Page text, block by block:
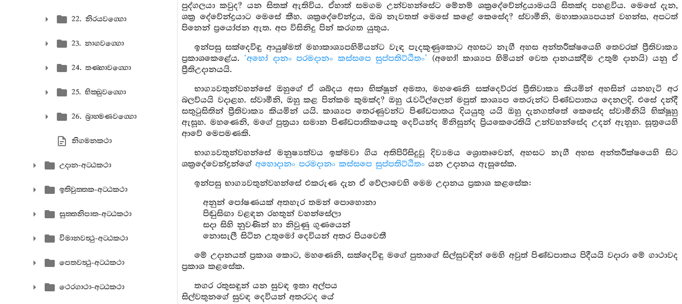
22. නිරයවග‍්ගො
23. නාගවග‍්ගො
24. තණ‍්හාවග‍්ගො
25. භික‍්ඛුවග‍්ගො
26. බ්‍රාහ‍්මණවග‍්ගො
නිගමනකථා
උදාන-අට‍්ඨකථා
ඉතිවුත‍්තක-අට‍්ඨකථා
සුත‍්තනිපාත-අට‍්ඨකථා
විමානවත්‍ථු-අට‍්ඨකථා
පෙතවත්‍ථු-අට‍්ඨකථා
ථෙරගාථා-අට‍්ඨකථා
පුද්ගලයා කවුද? යන සිතක් ඇතිවිය. ඒහාත් සමගම උන්වහන්සේට මේනම් ශක්‍රදේවේන්ද්‍රයාමයයි සිතක්ද පහළවිය. මෙසේ දැන,
ශක්‍ර දේවේන්ද්‍රයාට මෙසේ කීහ. ශක්‍රදේවේන්ද්‍රය, ඔබ නැවතත් මෙසේ කළේ කෙසේද? ස්වාමීනි, මහාකාශ්‍යපයන් වහන්ස, අපටත්
පිනෙන් ප්‍රයෝජන ඇත. අප විසිනිදු පින් කරගත යුතුය.
ඉන්පසු සක්දෙවිඳු ආයුෂ්මත් මහාකාශ්‍යපහිමියන්ට වැඳ පැදකුණුකොට අහසට නැගී අහස අන්තරීක්ෂයෙහි තෙවරක් ප්‍රීතිවාක්‍ය
ප්‍රකාශකෙළේය. ‘අහෝ දානං පරමදානං කස්සපෙ සුප්පතිට්ඨිතං’ (අහෝ! කාශ්‍යප හිමියන් වෙත දානයක්දීම උතුම් දානයි) යනු ඒ
ප්‍රීතිඋදානයයි.
භාග්‍යවතුන්වහන්සේ ඔහුගේ ඒ ශබ්දය අසා භික්ෂූන් අමතා, මහණෙනි සක්දෙව්රජ ප්‍රීතිවාක්‍ය කියමින් අහසින් යනහැටි අර
බලව්යයි වදාළහ. ස්වාමීනි, ඔහු කළ පින්කම කුමක්ද? ඔහු රැවටිල්ලෙන් මපුත් කාශ්‍යප තෙරුන්ට පිණ්ඩපාතය දෙනලදි. එසේ දන්දී
සතුටුසිතින් ප්‍රීතිවාක්‍ය කියමින් යයි. කාශ්‍යප තෙරණුවන්ට පිණ්ඩපාතය දියයුතු යයි ඔහු දැනගත්තේ කෙසේද ස්වාමීනියි භික්ෂූහු
ඇසූහ. මහණෙනි, මගේ පුත්‍රයා සමාන පිණ්ඩපාතිකයෙකු දෙවියන්ද මිනිසුන්ද ප්‍රියකෙරෙතියි උන්වහන්සේද උදන් ඇනූහ. සූත්‍රයෙහි
ආවේ මෙපමණකි.
භාග්‍යවතුන්වහන්සේ මනුෂ්‍යත්වය ඉක්මවා ගිය අතිපිරිසිදුවූ දිව්‍යමය ශ්‍රොතෘවෙන්, අහසට නැගී අහස අන්තරීක්ෂයෙහි සිට
ශක්‍රදේවෙන්ද්‍රන්ගේ අහොදානං පරමදානං කස්සපෙ සුප්පතිට්ඨිතං යන උදානය ඇසූසේක.
ඉන්පසු භාග්‍යවතුන්වහන්සේ එකරුණ දැන ඒ වේලාවෙහි මෙම උදානය ප්‍රකාශ කළසේක:
අනුන් පෝෂණයක් අතහැර තමන් පොහොනා
පිඬුසිඟා වළඳන රහතුන් වහන්සේලා
සදා සිහි නුවණින් හා නිවුණු ගුණයෙන්
නොසැලී සිටින උතුමෝ දෙවියන් අතර පියවෙතී
මේ උදානයත් ප්‍රකාශ කොට, මහණෙනි, සක්දෙවිඳු මගේ පුතාගේ සිල්සුවඳින් මෙහි අවුත් පිණ්ඩපාතය පිදීයයි වදාරා මේ ගාථාවද
ප්‍රකාශ කළසේක.
තගර රතුසඳුන් යන සුවඳ ඉතා අල්පය
සිල්වතුනගේ සුවඳ දෙවියන් අතරටද යේ